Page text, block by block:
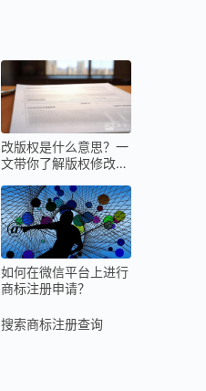
改版权是什么意思？一
文带你了解版权修改的
如何在微信平台上进行
商标注册申请？
搜索商标注册查询